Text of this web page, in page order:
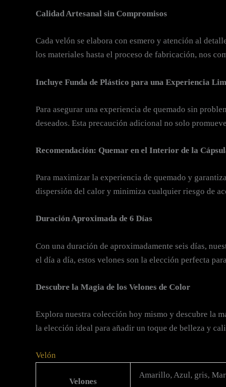
Calidad Artesanal sin Compromisos
Cada velón se elabora con esmero y atención al
los materiales hasta el proceso de fabricación, nos
Incluye Funda de Plástico para una Experiencia
Para asegurar una experiencia de quemado sin
deseados. Esta precaución adicional no solo
Recomendación: Quemar en el Interior de la
Para maximizar la experiencia de quemado y
dispersión del calor y minimiza cualquier riesgo de
Duración Aproximada de 6 Días
Con una duración de aproximadamente seis días,
el día a día, estos velones son la elección perfecta
Descubre la Magia de los Velones de Color
Explora nuestra colección hoy mismo y descubre la
la elección ideal para añadir un toque de belleza y
Velón
Velones
Amarillo, Azul, gris,